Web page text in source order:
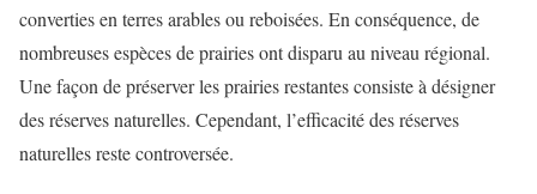
converties en terres arables ou reboisées. En conséquence, de
nombreuses espèces de prairies ont disparu au niveau régional.
Une façon de préserver les prairies restantes consiste à désigner
des réserves naturelles. Cependant, l’efficacité des réserves
naturelles reste controversée.